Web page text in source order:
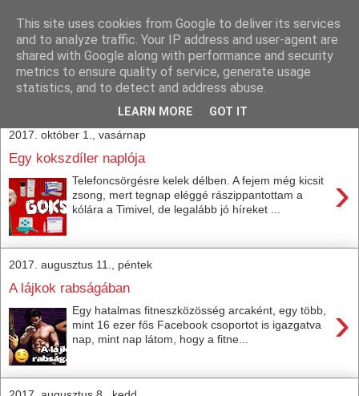
Train With Brain
Agyból és izomból.
2017. október 1., vasárnap
Egy kokszdíler naplója
›
Telefoncsörgésre kelek délben. A fejem még kicsit
zsong, mert tegnap eléggé rászippantottam a
kólára a Timivel, de legalább jó híreket ...
2017. augusztus 11., péntek
A lájkok rabságában
›
Egy hatalmas fitneszközösség arcaként, egy több,
mint 16 ezer fős Facebook csoportot is igazgatva
nap, mint nap látom, hogy a fitne...
This site uses cookies from Google to deliver its services
and to analyze traffic. Your IP address and user-agent are
shared with Google along with performance and security
metrics to ensure quality of service, generate usage
statistics, and to detect and address abuse.
LEARN MORE GOT IT